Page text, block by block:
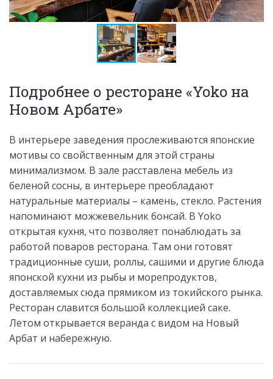
Подробнее о ресторане «Yoko на
Новом Арбате»
В интерьере заведения прослеживаются японские
мотивы со свойственным для этой страны
минимализмом. В зале расставлена мебель из
беленой сосны, в интерьере преобладают
натуральные материалы – камень, стекло. Растения
напоминают можжевельник бонсай. В Yoko
открытая кухня, что позволяет понаблюдать за
работой поваров ресторана. Там они готовят
традиционные суши, роллы, сашими и другие блюда
японской кухни из рыбы и морепродуктов,
доставляемых сюда прямиком из токийского рынка.
Ресторан славится большой коллекцией саке.
Летом открывается веранда с видом на Новый
Арбат и набережную.